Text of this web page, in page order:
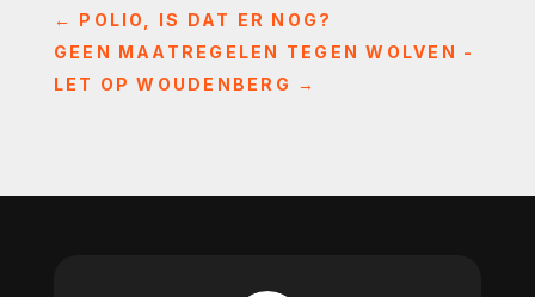
← POLIO, IS DAT ER NOG?
GEEN MAATREGELEN TEGEN WOLVEN -
LET OP WOUDENBERG →